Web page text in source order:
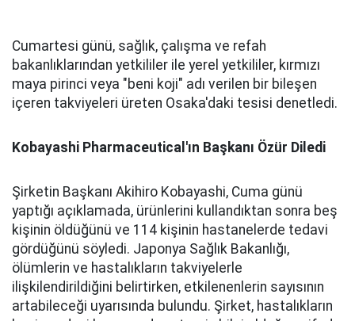
Cumartesi günü, sağlık, çalışma ve refah
bakanlıklarından yetkililer ile yerel yetkililer, kırmızı
maya pirinci veya "beni koji" adı verilen bir bileşen
içeren takviyeleri üreten Osaka'daki tesisi denetledi.
Kobayashi Pharmaceutical'ın Başkanı Özür Diledi
Şirketin Başkanı Akihiro Kobayashi, Cuma günü
yaptığı açıklamada, ürünlerini kullandıktan sonra beş
kişinin öldüğünü ve 114 kişinin hastanelerde tedavi
gördüğünü söyledi. Japonya Sağlık Bakanlığı,
ölümlerin ve hastalıkların takviyelerle
ilişkilendirildiğini belirtirken, etkilenenlerin sayısının
artabileceği uyarısında bulundu. Şirket, hastalıkların